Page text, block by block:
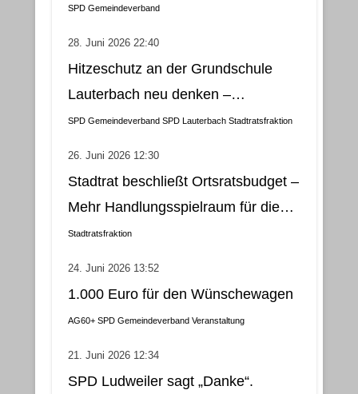
SPD Gemeindeverband
28. Juni 2026 22:40
Hitzeschutz an der Grundschule
Lauterbach neu denken –
Klimatisierung als wirtschaftliche
SPD Gemeindeverband SPD Lauterbach Stadtratsfraktion
26. Juni 2026 12:30
Stadtrat beschließt Ortsratsbudget –
Mehr Handlungsspielraum für die
Gemeindebezirke
Stadtratsfraktion
24. Juni 2026 13:52
1.000 Euro für den Wünschewagen
AG60+ SPD Gemeindeverband Veranstaltung
21. Juni 2026 12:34
SPD Ludweiler sagt „Danke“.